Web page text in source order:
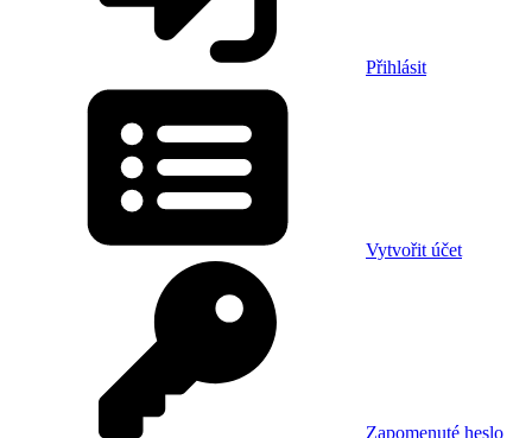
Přihlásit
Vytvořit účet
Zapomenuté heslo